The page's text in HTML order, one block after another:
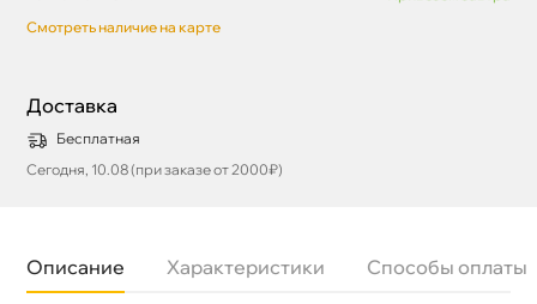
Смотреть наличие на карте
Доставка
Бесплатная
Сегодня, 10.08 (при заказе от 2000₽)
Описание Характеристики Способы оплаты